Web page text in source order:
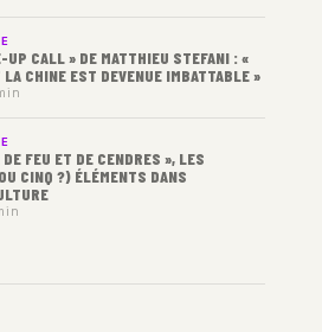
UP CALL » DE MATTHIEU STEFANI : «
LA CHINE EST DEVENUE IMBATTABLE »
DE FEU ET DE CENDRES », LES
CINQ ?) ÉLÉMENTS DANS